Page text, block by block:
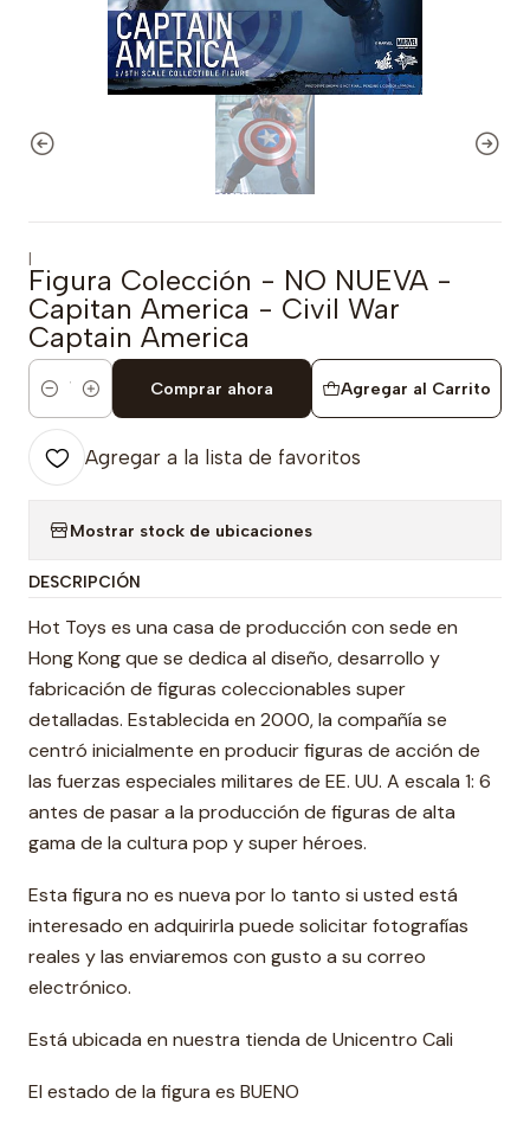
|
Figura Colección - NO NUEVA -
Capitan America - Civil War
Captain America
Cantidad
Agregar al Carrito
Comprar ahora
Agregar a la lista de favoritos
Mostrar stock de ubicaciones
DESCRIPCIÓN
Hot Toys es una casa de producción con sede en
Hong Kong que se dedica al diseño, desarrollo y
fabricación de figuras coleccionables super
detalladas. Establecida en 2000, la compañía se
centró inicialmente en producir figuras de acción de
las fuerzas especiales militares de EE. UU. A escala 1: 6
antes de pasar a la producción de figuras de alta
gama de la cultura pop y super héroes.
Esta figura no es nueva por lo tanto si usted está
interesado en adquirirla puede solicitar fotografías
reales y las enviaremos con gusto a su correo
electrónico.
Está ubicada en nuestra tienda de Unicentro Cali
El estado de la figura es BUENO